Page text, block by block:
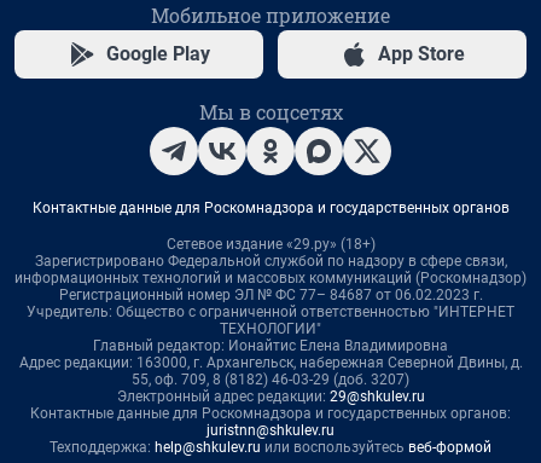
Мобильное приложение
Google Play App Store
Мы в соцсетях
Контактные данные для Роскомнадзора и государственных органов
Сетевое издание «29.ру» (18+)
Зарегистрировано Федеральной службой по надзору в сфере связи,
информационных технологий и массовых коммуникаций (Роскомнадзор)
Регистрационный номер ЭЛ № ФС 77– 84687 от 06.02.2023 г.
Учредитель: Общество с ограниченной ответственностью "ИНТЕРНЕТ
ТЕХНОЛОГИИ"
Главный редактор: Ионайтис Елена Владимировна
Адрес редакции: 163000, г. Архангельск, набережная Северной Двины, д.
55, оф. 709, 8 (8182) 46-03-29 (доб. 3207)
Электронный адрес редакции: 29@shkulev.ru
Контактные данные для Роскомнадзора и государственных органов:
juristnn@shkulev.ru
Техподдержка: help@shkulev.ru или воспользуйтесь веб-формой